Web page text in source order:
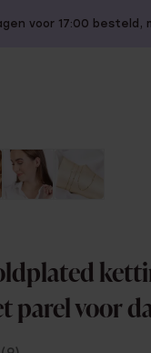
voor 17:00 besteld,
parel voor